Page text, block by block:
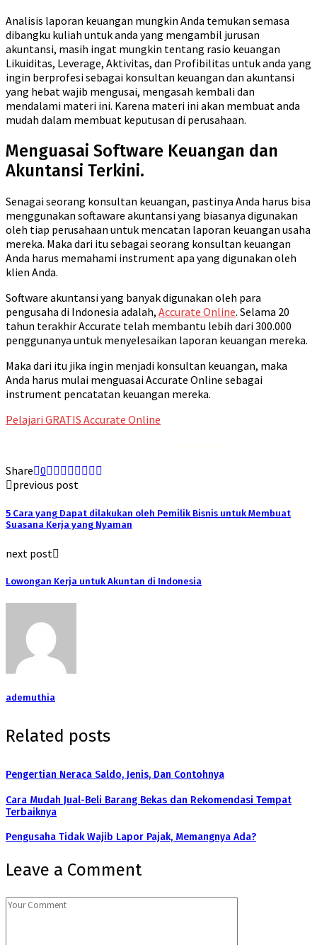
Analisis laporan keuangan mungkin Anda temukan semasa
dibangku kuliah untuk anda yang mengambil jurusan
akuntansi, masih ingat mungkin tentang rasio keuangan
Likuiditas, Leverage, Aktivitas, dan Profibilitas untuk anda yang
ingin berprofesi sebagai konsultan keuangan dan akuntansi
yang hebat wajib mengusai, mengasah kembali dan
mendalami materi ini. Karena materi ini akan membuat anda
mudah dalam membuat keputusan di perusahaan.
Menguasai Software Keuangan dan
Akuntansi Terkini.
Senagai seorang konsultan keuangan, pastinya Anda harus bisa
menggunakan softaware akuntansi yang biasanya digunakan
oleh tiap perusahaan untuk mencatan laporan keuangan usaha
mereka. Maka dari itu sebagai seorang konsultan keuangan
Anda harus memahami instrument apa yang digunakan oleh
klien Anda.
Software akuntansi yang banyak digunakan oleh para
pengusaha di Indonesia adalah, Accurate Online. Selama 20
tahun terakhir Accurate telah membantu lebih dari 300.000
penggunanya untuk menyelesaikan laporan keuangan mereka.
Maka dari itu jika ingin menjadi konsultan keuangan, maka
Anda harus mulai menguasai Accurate Online sebagai
instrument pencatatan keuangan mereka.
Pelajari GRATIS Accurate Online
Share 0
previous post
5 Cara yang Dapat dilakukan oleh Pemilik Bisnis untuk Membuat
Suasana Kerja yang Nyaman
next post
Lowongan Kerja untuk Akuntan di Indonesia
ademuthia
Related posts
Pengertian Neraca Saldo, Jenis, Dan Contohnya
Cara Mudah Jual-Beli Barang Bekas dan Rekomendasi Tempat
Terbaiknya
Pengusaha Tidak Wajib Lapor Pajak, Memangnya Ada?
Leave a Comment